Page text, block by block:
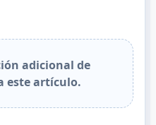
adicional de
este artículo.